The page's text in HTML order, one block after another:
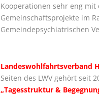
Kooperationen sehr eng mit
Gemeinschaftsprojekte im
Gemeindepsychiatrischen
Landeswohlfahrtsverband
Seiten des LWV gehört seit
„Tagesstruktur &